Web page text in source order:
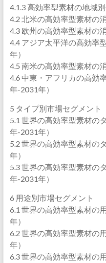
4.1.3 高効率型素材の地域
4.2 北米の高効率型素材の
4.3 欧州の高効率型素材の
4.4 アジア太平洋の高効率
年）
4.5 南米の高効率型素材の
4.6 中東・アフリカの高効
年-2031年）
5 タイプ別市場セグメント
5.1 世界の高効率型素材の
年-2031年）
5.2 世界の高効率型素材の
年）
5.3 世界の高効率型素材の
年-2031年）
6 用途別市場セグメント
6.1 世界の高効率型素材の
年）
6.2 世界の高効率型素材の
年）
6.3 世界の高効率型素材の